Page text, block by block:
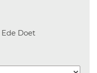
Doet
om informatie over